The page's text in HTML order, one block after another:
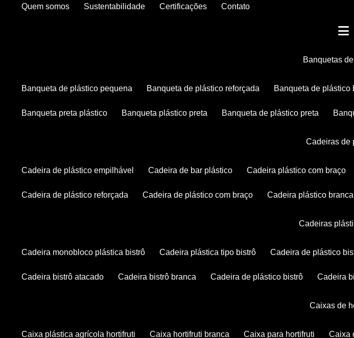
Quem somos Sustentabilidade Certificações Contato
banquetas
banqueta de plástico pequena banqueta de plástico reforçada banqueta de plástico
banqueta preta plástico banqueta plástico preta banqueta de plástico preta
cadeiras
cadeira de plástico empilhável cadeira de bar plástico cadeira plástico com braço
cadeira de plástico reforçada cadeira de plástico com braço cadeira plástico branca
cadeiras
cadeira monobloco plástica bistrô cadeira plástica tipo bistrô cadeira de plástico
cadeira bistrô atacado cadeira bistrô branca cadeira de plástico bistrô cadeira
caixas de
caixa plástica agrícola hortifruti caixa hortifruti branca caixa para hortifruti